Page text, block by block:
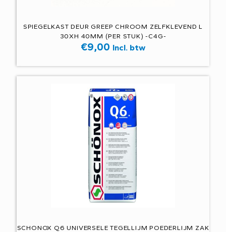
SPIEGELKAST DEUR GREEP CHROOM ZELFKLEVEND L
30XH 40MM (PER STUK) -C4G-
€9,00 Incl. btw
SCHONOX Q6 UNIVERSELE TEGELLIJM POEDERLIJM ZAK